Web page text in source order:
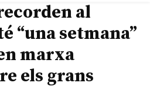
al
“una setmana”
marxa
els grans